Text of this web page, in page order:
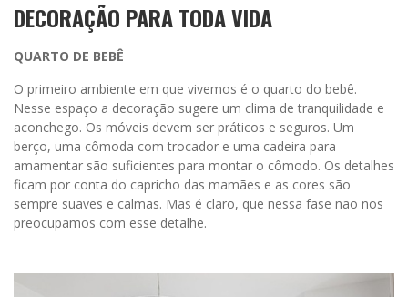
DECORAÇÃO PARA TODA VIDA
QUARTO DE BEBÊ
O primeiro ambiente em que vivemos é o quarto do bebê.
Nesse espaço a decoração sugere um clima de tranquilidade e
aconchego. Os móveis devem ser práticos e seguros. Um
berço, uma cômoda com trocador e uma cadeira para
amamentar são suficientes para montar o cômodo. Os detalhes
ficam por conta do capricho das mamães e as cores são
sempre suaves e calmas. Mas é claro, que nessa fase não nos
preocupamos com esse detalhe.